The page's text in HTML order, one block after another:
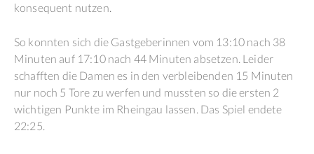
konsequent nutzen.
So konnten sich die Gastgeberinnen vom 13:10 nach 38
Minuten auf 17:10 nach 44 Minuten absetzen. Leider
schafften die Damen es in den verbleibenden 15 Minuten
nur noch 5 Tore zu werfen und mussten so die ersten 2
wichtigen Punkte im Rheingau lassen. Das Spiel endete
22:25.